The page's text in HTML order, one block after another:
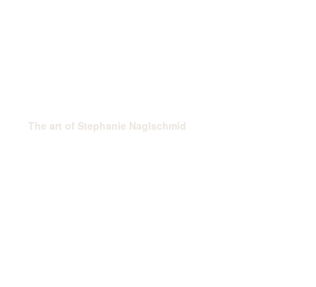
The art of Stephanie Naglschmid